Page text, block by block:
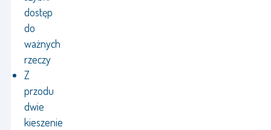
dostęp
do
ważnych
rzeczy
Z
przodu
dwie
kieszenie